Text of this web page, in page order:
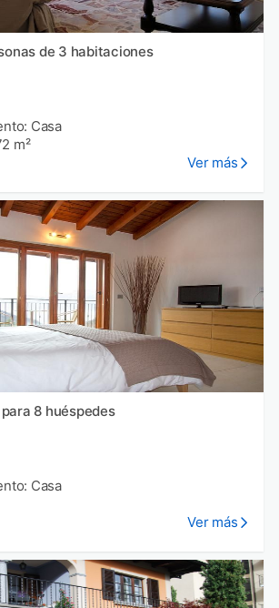
de 3 habitaciones
Casa
m²
Ver más
8 huéspedes
Casa
Ver más